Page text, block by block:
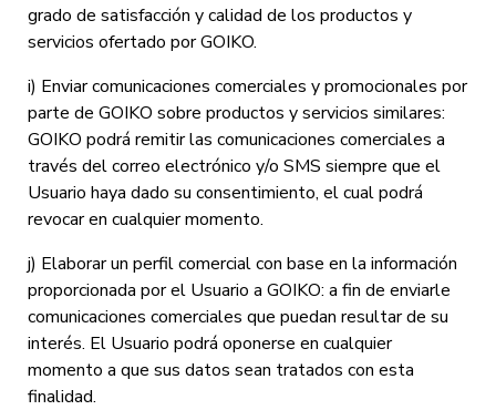
grado de satisfacción y calidad de los productos y
servicios ofertado por GOIKO.
i) Enviar comunicaciones comerciales y promocionales por
parte de GOIKO sobre productos y servicios similares:
GOIKO podrá remitir las comunicaciones comerciales a
través del correo electrónico y/o SMS siempre que el
Usuario haya dado su consentimiento, el cual podrá
revocar en cualquier momento.
j) Elaborar un perfil comercial con base en la información
proporcionada por el Usuario a GOIKO: a fin de enviarle
comunicaciones comerciales que puedan resultar de su
interés. El Usuario podrá oponerse en cualquier
momento a que sus datos sean tratados con esta
finalidad.